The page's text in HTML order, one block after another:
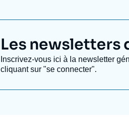
Titre
newsletter
Les newsletters
Texte
Newsletter
Inscrivez-vous ici à la newsletter
cliquant sur "se connecter".